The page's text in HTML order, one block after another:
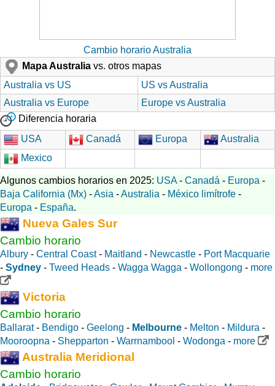
Cambio horario Australia
Mapa Australia vs. otros mapas
Australia vs US
US vs Australia
Australia vs Europe
Europe vs Australia
Diferencia horaria
USA
Canadá Europa
Australia
Mexico
Algunos cambios horarios en 2025: USA- Canadá - Europa -
Baja California (Mx) -Asia -Australia - México limítrofe -
Europa - España.
Nueva Gales Sur
Cambio horario
Albury - Central Coast- Maitland - Newcastle - Port Macquarie
- Sydney - Tweed Heads - Wagga Wagga - Wollongong - more
Victoria
Cambio horario
Ballarat- Bendigo - Geelong - Melbourne - Melton - Mildura -
Mooroopna - Shepparton - Warrnambool - Wodonga - more
Australia Meridional
Cambio horario